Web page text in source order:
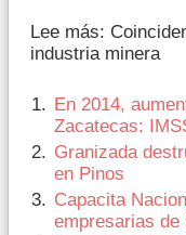
Lee más:
industria minera
En 2014,
Zacatecas:
Granizada
en Pinos
Capacita
empresarias de